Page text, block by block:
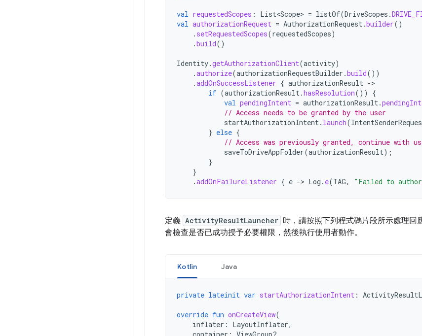
val requestedScopes : List<Scope> = listOf(DriveScopes .
val authorizationRequest = AuthorizationRequest.builder()
. setRequestedScopes(requestedScopes)
.build()
Identity.getAuthorizationClient(activity)
.authorize(authorizationRequestBuilder .build())
.addOnSuccessListener { authorizationResult -
if (authorizationResult.hasResolution())
{
val pendingIntent = authorizationResult.
// Access needs to be granted by the user
startAuthorizationIntent. launch(
} else {
// Access was previously granted, continue with
saveToDriveAppFolder(authorizationResult);
}
}
.addOnFailureListener { e -> Log . e(TAG, "Failed to
定義 ActivityResultLauncher 時，請按照下列程式碼片段所示處理
會檢查是否已成功授予必要權限，然後執行使用者動作。
Kotlin Java
private lateinit var startAuthorizationIntent :
override fun onCreateView(
inflater : LayoutInflater,